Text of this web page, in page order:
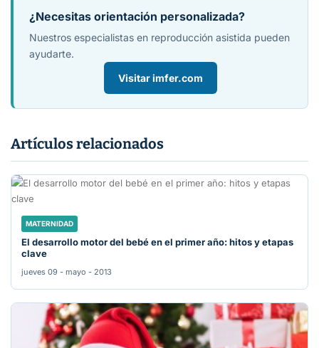
¿Necesitas orientación personalizada?
Nuestros especialistas en reproducción asistida pueden
ayudarte.
Visitar imfer.com
Artículos relacionados
MATERNIDAD
El desarrollo motor del bebé en el primer año: hitos y etapas
clave
jueves 09 - mayo - 2013